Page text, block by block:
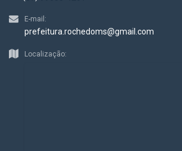
E-mail:
prefeitura.rochedoms@gmail.com
Localização: